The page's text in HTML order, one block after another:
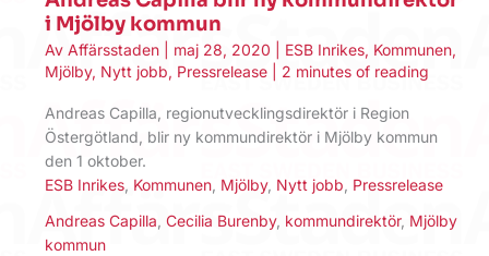
i Mjölby kommun
Av Affärsstaden maj 28, 2020 ESB Inrikes, Kommunen,
Mjölby, Nytt jobb, Pressrelease 2 minutes of reading
Andreas Capilla, regionutvecklingsdirektör i Region
Östergötland, blir ny kommundirektör i Mjölby kommun
den 1 oktober.
ESB Inrikes Kommunen Mjölby, Nytt jobb Pressrelease
Andreas Capilla Cecilia Burenby, kommundirektör, Mjölby
kommun